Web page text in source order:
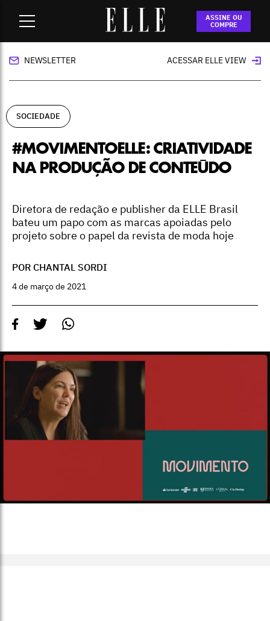
ASSINE OU
COMPRE
#MovimentoELLE: Criatividade na
produção de conteúdo
NEWSLETTER ACESSAR ELLE VIEW
SOCIEDADE
#MOVIMENTOELLE: CRIATIVIDADE
NA PRODUÇÃO DE CONTEÚDO
Diretora de redação e publisher da ELLE Brasil
bateu um papo com as marcas apoiadas pelo
projeto sobre o papel da revista de moda hoje
POR CHANTAL SORDI
4 de março de 2021